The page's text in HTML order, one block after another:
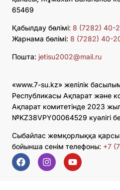
65469
Қабылдау бөлімі: 8 (7282) 40-
Жарнама бөлімі: 8 (7282) 40-
Пошта: jetisu2002@mail.ru
«www.7-su.kz» желілік
Республикасы Ақпарат және
Ақпарат комитетінде 2023
№KZ38VPY00064529 куәлігі
Сыбайлас жемқорлыққа қарсы
бойынша сенім телефоны: +7